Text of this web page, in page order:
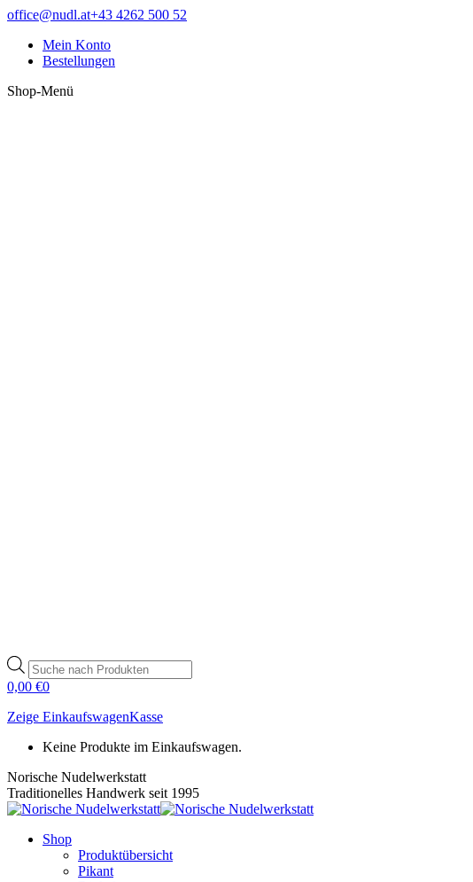
Zum
springen
Facebook
opens
window
office@nudl.at+43 4262 500 52
Mein Konto
Bestellungen
Shop-Menü
Products
search
0,00 €0
Zeige EinkaufswagenKasse
Keine Produkte im Einkaufswagen.
Norische Nudelwerkstatt
Traditionelles Handwerk seit 1995
Shop
Produktübersicht
Pikant